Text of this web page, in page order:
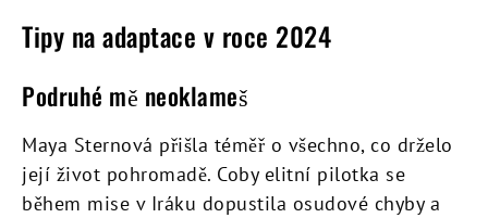
Tipy na adaptace v roce 2024
Podruhé mě neoklameš
Maya Sternová přišla téměř o všechno, co drželo
její život pohromadě. Coby elitní pilotka se
během mise v Iráku dopustila osudové chyby a